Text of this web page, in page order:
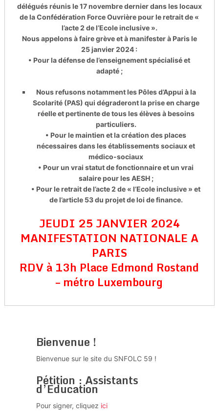
délégués réunis le 17 novembre dernier dans les locaux
dela Confédération Force Ouvrière pour le retrait de «
l’acte 2 de l’Ecole inclusive ».
Nous appelons à faire grève et à manifester à Paris le
25 janvier 2024 :
• Pour la défense de l’enseignement spécialisé et
adapté ;
Nous refusons notamment les Pôles d’Appui à la
Scolarité (PAS) qui dégraderont la prise en charge
réelle etpertinente de tous les élèves à besoins
particuliers.
• Pour le maintien et la création des places
nécessaires dans les établissements sociaux et
médico-sociaux
• Pour un vrai statut de fonctionnaire et un vrai
salaire pour les AESH ;
• Pour le retrait de l’acte 2 de « l’Ecole inclusive » et
de l’article 53 du projet de loi de finance.
JEUDI 25 JANVIER 2024
MANIFESTATION NATIONALE A
PARIS
RDV à 13h Place Edmond Rostand
– métro Luxembourg
Bienvenue !
Bienvenue sur le site du SNFOLC 59 !
Pétition : Assistants
d’Education
Pour signer, cliquez ici